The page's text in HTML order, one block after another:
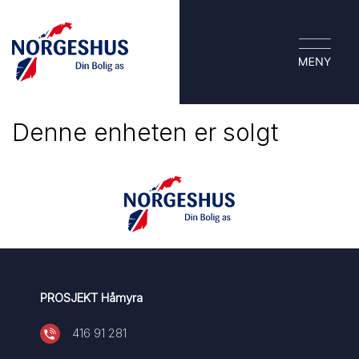
Denne enheten er solgt
PROSJEKT Håmyra
416 91 281